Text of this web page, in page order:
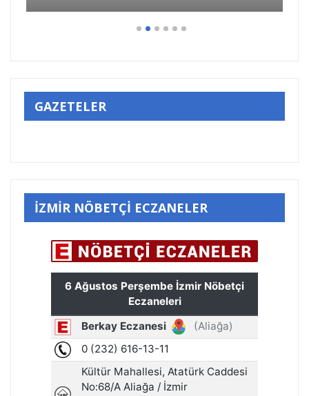
GAZETELER
İZMİR NÖBETÇİ ECZANELER